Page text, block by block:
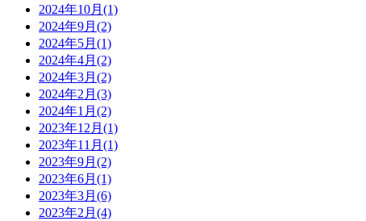
2024年10月 (1)
2024年9月 (2)
2024年5月 (1)
2024年4月 (2)
2024年3月 (2)
2024年2月 (3)
2024年1月 (2)
2023年12月 (1)
2023年11月 (1)
2023年9月 (2)
2023年6月 (1)
2023年3月 (6)
2023年2月 (4)